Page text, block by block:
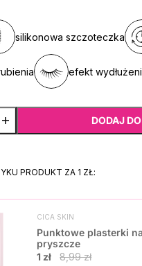
efekt
silikonowa szczoteczka
DODAJ
PRODUKT ZA 1 ZŁ:
CICA SKIN
Punktowe plasterki na
pryszcze
1 zł
8,99 zł